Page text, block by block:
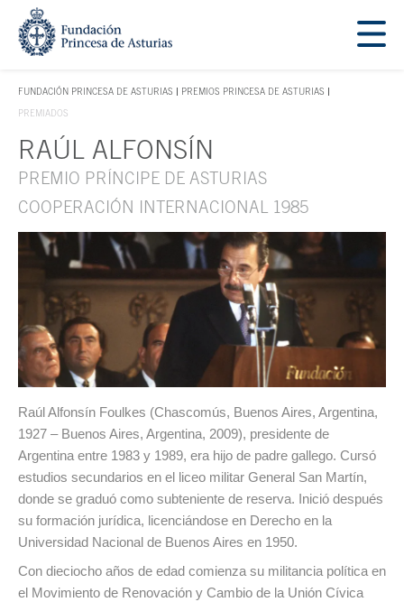
Saltar navegación. Ir directamente al contenido principal
FUNDACIÓN PRINCESA DE ASTURIAS
TECLA DE ACCESO 1
PREMIOS PRINCESA DE ASTURIAS
PREMIADOS
Contenido principal
RAÚL ALFONSÍN
PREMIO PRÍNCIPE DE ASTURIAS
COOPERACIÓN INTERNACIONAL 1985
Raúl Alfonsín Foulkes (Chascomús, Buenos Aires, Argentina,
1927 – Buenos Aires, Argentina, 2009), presidente de
Argentina entre 1983 y 1989, era hijo de padre gallego. Cursó
estudios secundarios en el liceo militar General San Martín,
donde se graduó como subteniente de reserva. Inició después
su formación jurídica, licenciándose en Derecho en la
Universidad Nacional de Buenos Aires en 1950.
Con dieciocho años de edad comienza su militancia política en
el Movimiento de Renovación y Cambio de la Unión Cívica